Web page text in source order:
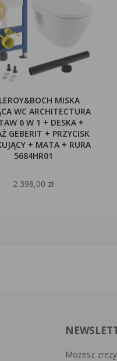
MISKA
WC ARCHITECTURA
6 W 1 + DESKA +
GEBERIT + PRZYCISK
+ MATA + RURA
5684HR01
2 398,00 zł
Możesz